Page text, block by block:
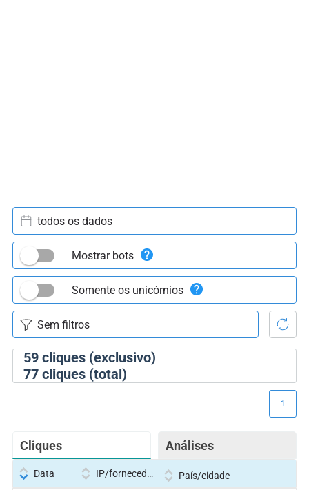
59cliques (exclusivo)
77cliques (total)
todos os dados
Mostrar bots
Somente os unicórnios
Cliques Análises
1
Data IP/fornecedor País/cidade